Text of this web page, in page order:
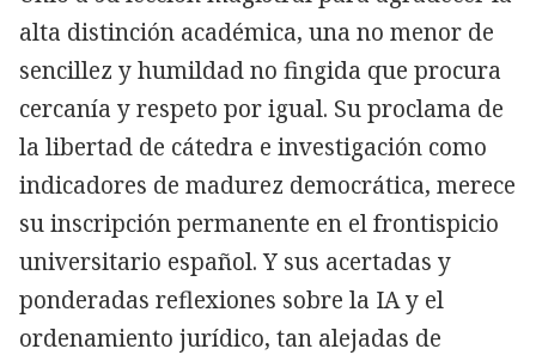
alta distinción académica, una no menor de
sencillez y humildad no fingida que procura
cercanía y respeto por igual. Su proclama de
la libertad de cátedra e investigación como
indicadores de madurez democrática, merece
su inscripción permanente en el frontispicio
universitario español. Y sus acertadas y
ponderadas reflexiones sobre la IA y el
ordenamiento jurídico, tan alejadas de